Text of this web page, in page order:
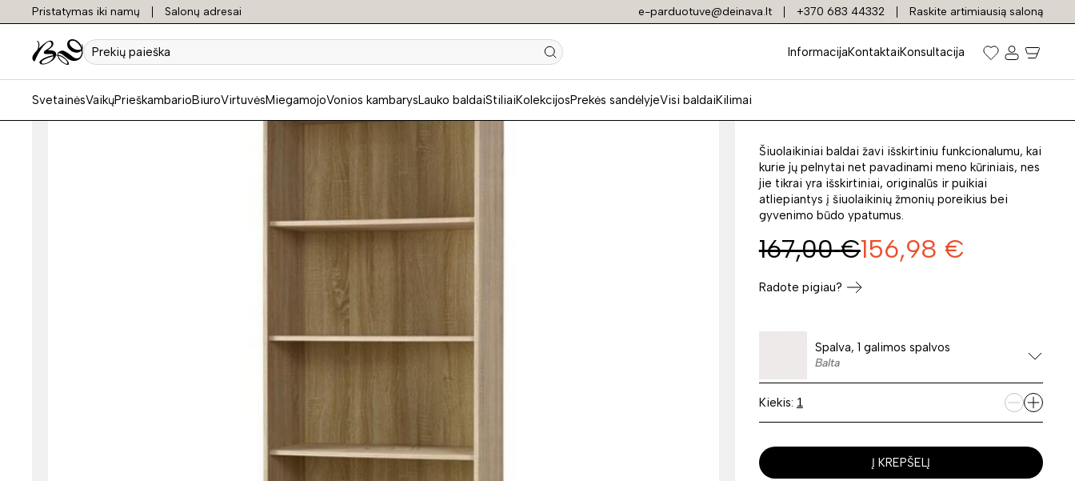
Pristatymas iki namų Salonų adresai e-parduotuve@deinava.lt +370 683 44332 Raskite artimiausią saloną
Prekių
paieška
InformacijaKontaktaiKonsultacija
SvetainėsVaikųPrieškambarioBiuroVirtuvėsMiegamojoVonios kambarysLauko baldaiStiliaiKolekcijosPrekės sandėlyjeVisi baldaiKilimai
Pastatoma lentyna
LIMA REG-3 balta
Šiuolaikiniai baldai žavi išskirtiniu funkcionalumu, kai
kurie jų pelnytai net pavadinami meno kūriniais, nes
jie tikrai yra išskirtiniai, originalūs ir puikiai
atliepiantys į šiuolaikinių žmonių poreikius bei
gyvenimo būdo ypatumus.
167,00 €156,98 €
Radote pigiau?
Spalva, 1 galimos spalvos
Balta
Kiekis:
Į KREPŠELĮ